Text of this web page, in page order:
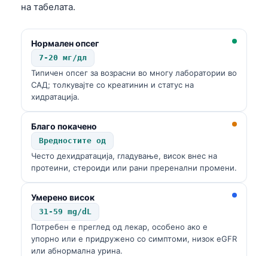
на табелата.
Нормален опсег
7-20 мг/дл
Типичен опсег за возрасни во многу лаборатории во
САД; толкувајте со креатинин и статус на
хидратација.
Благо покачено
Вредностите од
Често дехидратација, гладување, висок внес на
протеини, стероиди или рани преренални промени.
Умерено висок
31-59 mg/dL
Потребен е преглед од лекар, особено ако е
упорно или е придружено со симптоми, низок eGFR
или абнормална урина.